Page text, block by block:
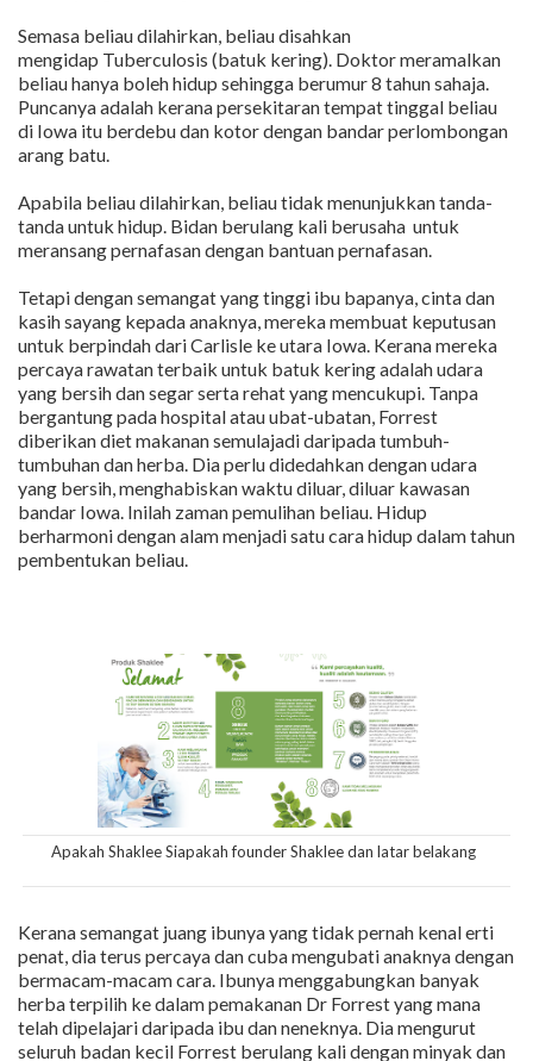
Semasa beliau dilahirkan, beliau disahkan
mengidap Tuberculosis (batuk kering). Doktor meramalkan
beliau hanya boleh hidup sehingga berumur 8 tahun sahaja.
Puncanya adalah kerana persekitaran tempat tinggal beliau
di Iowa itu berdebu dan kotor dengan bandar perlombongan
arang batu.
Apabila beliau dilahirkan, beliau tidak menunjukkan tanda-
tanda untuk hidup. Bidan berulang kali berusaha untuk
meransang pernafasan dengan bantuan pernafasan.
Tetapi dengan semangat yang tinggi ibu bapanya, cinta dan
kasih sayang kepada anaknya, mereka membuat keputusan
untuk berpindah dari Carlisle ke utara Iowa. Kerana mereka
percaya rawatan terbaik untuk batuk kering adalah udara
yang bersih dan segar serta rehat yang mencukupi. Tanpa
bergantung pada hospital atau ubat-ubatan, Forrest
diberikan diet makanan semulajadi daripada tumbuh-
tumbuhan dan herba. Dia perlu didedahkan dengan udara
yang bersih, menghabiskan waktu diluar, diluar kawasan
bandar Iowa. Inilah zaman pemulihan beliau. Hidup
berharmoni dengan alam menjadi satu cara hidup dalam tahun
pembentukan beliau.
Apakah Shaklee Siapakah founder Shaklee dan latar belakang
Kerana semangat juang ibunya yang tidak pernah kenal erti
penat, dia terus percaya dan cuba mengubati anaknya dengan
bermacam-macam cara. Ibunya menggabungkan banyak
herba terpilih ke dalam pemakanan Dr Forrest yang mana
telah dipelajari daripada ibu dan neneknya. Dia mengurut
seluruh badan kecil Forrest berulang kali dengan minyak dan